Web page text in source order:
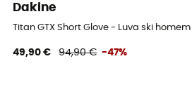
Dakine
Titan GTX Short Glove - Luva ski homem
49,90 € 94,90 € -47%